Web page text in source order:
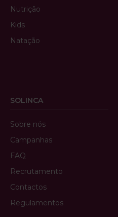
Nutrição
Kids
Natação
SOLINCA
Sobre nós
Campanhas
FAQ
Recrutamento
Contactos
Regulamentos